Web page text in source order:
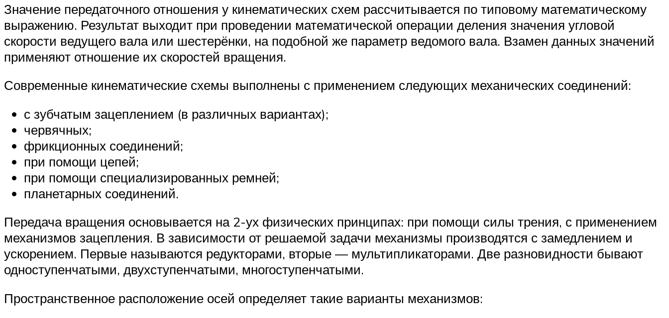
Значение передаточного отношения у кинематических схем рассчитывается по типовому математическому
выражению. Результат выходит при проведении математической операции деления значения угловой
скорости ведущего вала или шестерёнки, на подобной же параметр ведомого вала. Взамен данных значений
применяют отношение их скоростей вращения.
Современные кинематические схемы выполнены с применением следующих механических соединений:
с зубчатым зацеплением (в различных вариантах);
червячных;
фрикционных соединений;
при помощи цепей;
при помощи специализированных ремней;
планетарных соединений.
Передача вращения основывается на 2-ух физических принципах: при помощи силы трения, с применением
механизмов зацепления. В зависимости от решаемой задачи механизмы производятся с замедлением и
ускорением. Первые называются редукторами, вторые — мультипликаторами. Две разновидности бывают
одноступенчатыми, двухступенчатыми, многоступенчатыми.
Пространственное расположение осей определяет такие варианты механизмов: